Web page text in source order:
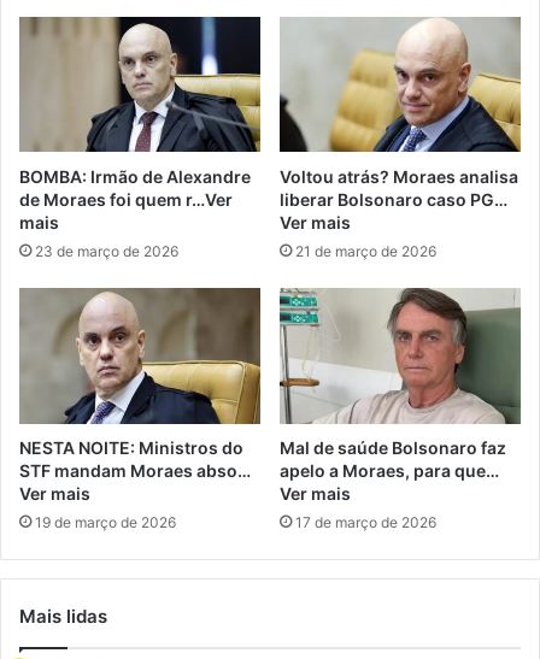
BOMBA: Irmão de Alexandre
de Moraes foi quem r…Ver
mais
23 de março de 2026
Voltou atrás? Moraes analisa
liberar Bolsonaro caso PG…
Ver mais
21 de março de 2026
NESTA NOITE: Ministros do
STF mandam Moraes abso…
Ver mais
19 de março de 2026
Mal de saúde Bolsonaro faz
apelo a Moraes, para que…
Ver mais
17 de março de 2026
Mais lidas